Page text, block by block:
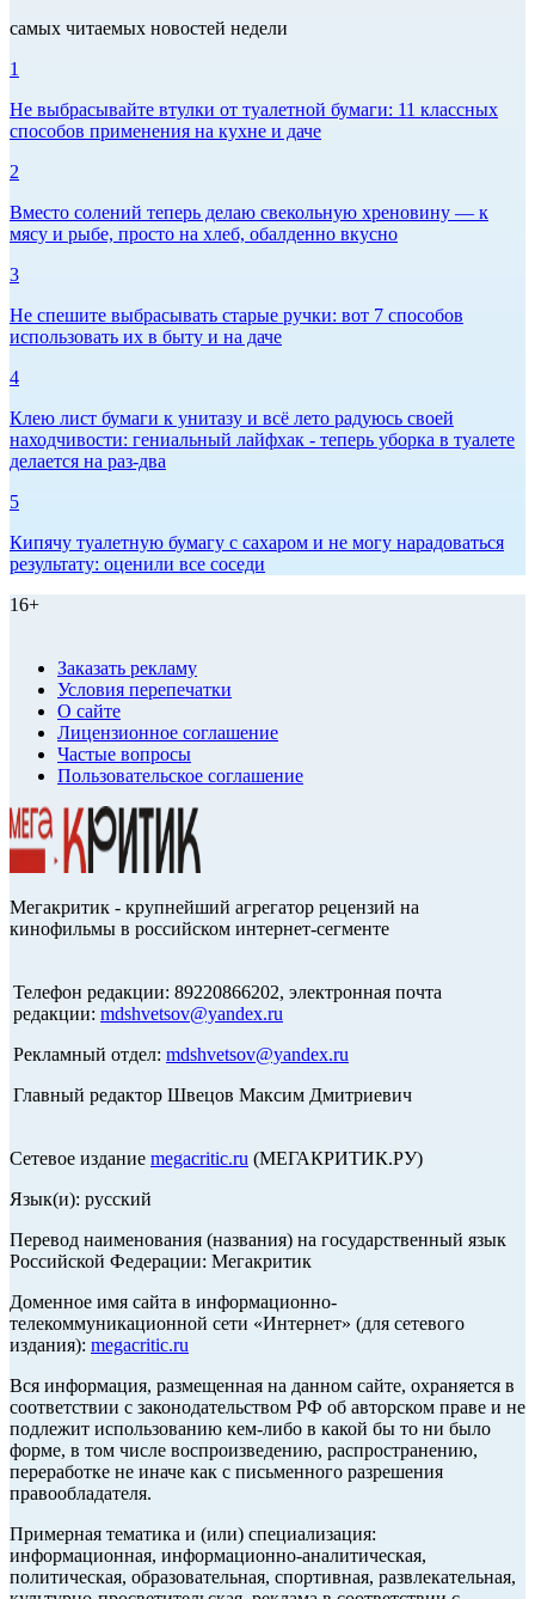
самых читаемых новостей недели
1
Не выбрасывайте втулки от туалетной бумаги: 11 классных
способов применения на кухне и даче
2
Вместо солений теперь делаю свекольную хреновину — к
мясу и рыбе, просто на хлеб, обалденно вкусно
3
Не спешите выбрасывать старые ручки: вот 7 способов
использовать их в быту и на даче
4
Клею лист бумаги к унитазу и всё лето радуюсь своей
находчивости: гениальный лайфхак - теперь уборка в туалете
делается на раз-два
5
Кипячу туалетную бумагу с сахаром и не могу нарадоваться
результату: оценили все соседи
16+
Заказать рекламу
Условия перепечатки
О сайте
Лицензионное соглашение
Частые вопросы
Пользовательское соглашение
Мегакритик - крупнейший агрегатор рецензий на
кинофильмы в российском интернет-сегменте
Телефон редакции: 89220866202, электронная почта
редакции: mdshvetsov@yandex.ru
Рекламный отдел: mdshvetsov@yandex.ru
Главный редактор Швецов Максим Дмитриевич
Сетевое издание megacritic.ru (МЕГАКРИТИК.РУ)
Язык(и): русский
Перевод наименования (названия) на государственный язык
Российской Федерации: Мегакритик
Доменное имя сайта в информационно-
телекоммуникационной сети «Интернет» (для сетевого
издания): megacritic.ru
Вся информация, размещенная на данном сайте, охраняется в
соответствии с законодательством РФ об авторском праве и не
подлежит использованию кем-либо в какой бы то ни было
форме, в том числе воспроизведению, распространению,
переработке не иначе как с письменного разрешения
правообладателя.
Примерная тематика и (или) специализация:
информационная, информационно-аналитическая,
политическая, образовательная, спортивная, развлекательная,